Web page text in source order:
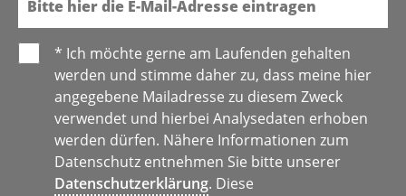
* Ich möchte gerne am Laufenden gehalten
werden und stimme daher zu, dass meine hier
angegebene Mailadresse zu diesem Zweck
verwendet und hierbei Analysedaten erhoben
werden dürfen. Nähere Informationen zum
Datenschutz entnehmen Sie bitte unserer
Datenschutzerklärung. Diese